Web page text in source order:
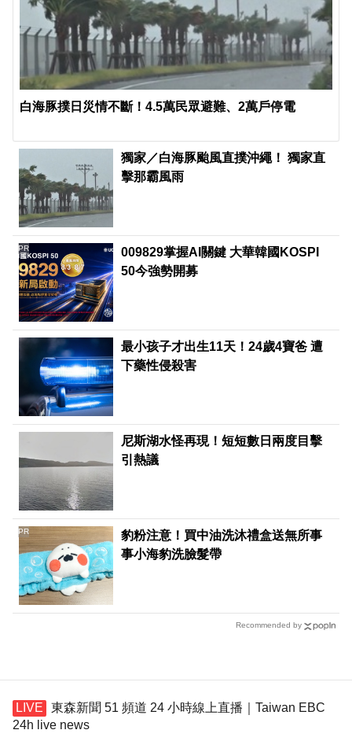
白海豚撲日災情不斷！4.5萬民眾避難、2萬戶停電
獨家／白海豚颱風直撲沖繩！ 獨家直
擊那霸風雨
009829掌握AI關鍵 大華韓國KOSPI
50今強勢開募
PR
最小孩子才出生11天！24歲4寶爸 遭
下藥性侵殺害
尼斯湖水怪再現！短短數日兩度目擊
引熱議
豹粉注意！買中油洗沐禮盒送無所事
事小海豹洗臉髮帶
PR
Recommended by
東森新聞 51 頻道 24 小時線上直播｜Taiwan EBC
24h live news